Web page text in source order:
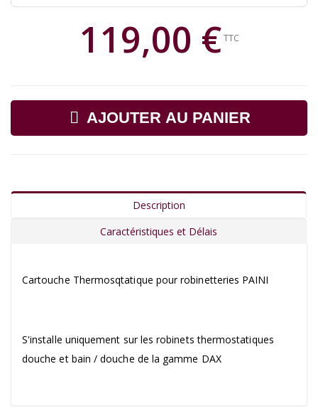
119,00 €TTC
AJOUTER AU PANIER
Description
Caractéristiques et Délais
Cartouche Thermosqtatique pour robinetteries PAINI
S'installe uniquement sur les robinets thermostatiques
douche et bain / douche de la gamme DAX